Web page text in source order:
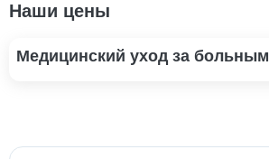
Наши цены
Медицинский уход за больным